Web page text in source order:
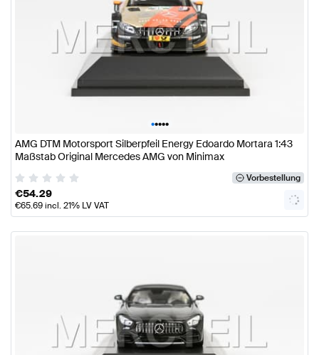
•••••
AMG DTM Motorsport Silberpfeil Energy Edoardo Mortara 1:43
Maßstab Original Mercedes AMG von Minimax
Vorbestellung
€54.29
€65.69incl. 21% LV VAT